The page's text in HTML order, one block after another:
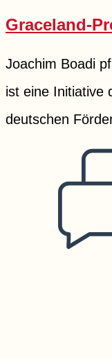
Graceland-
Joachim Boadi
ist eine Initiative
deutschen